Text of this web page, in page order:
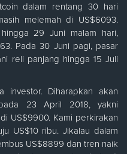
dalam rentang 30 hari
melemah di US$6093.
29 Juni malam hari,
Pada 30 Juni pagi, pasar
reli panjang hingga 15 Juli
investor. Diharapkan akan
23 April 2018, yakni
US$9900. Kami perkirakan
US$10 ribu. Jikalau dalam
US$8899 dan tren naik